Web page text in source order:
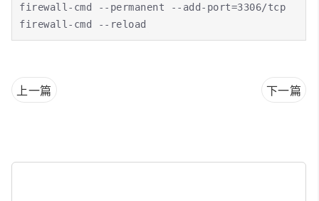
firewall-cmd --permanent --add-port=3306/tcp
firewall-cmd --reload
上一篇 下一篇